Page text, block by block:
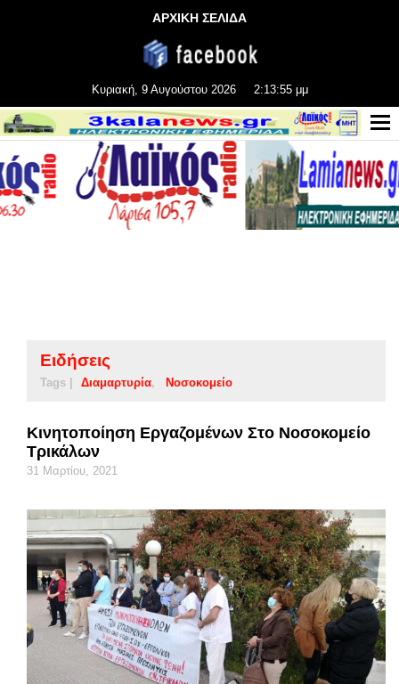
ΑΡΧΙΚΗ ΣΕΛΙΔΑ
Κυριακή, 9 Αυγούστου 2026 2:13:56 μμ
Ειδήσεις
Tags | Διαμαρτυρία Νοσοκομείο
Κινητοποίηση Εργαζομένων Στο Νοσοκομείο
Τρικάλων
31 Μαρτίου, 2021